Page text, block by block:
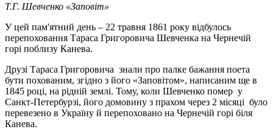
Т.Г. Шевченко «Заповіт»
У цей пам'ятний день – 22 травня 1861 року відбулось
перепоховання Тараса Григоровича Шевченка на Чернечій
горі поблизу Канева.
Друзі Тараса Григоровича знали про палке бажання поета
бути похованим, згідно з його «Заповітом», написаним ще в
1845 році, на рідній землі. Тому, коли Шевченко помер у
Санкт-Петербурзі, його домовину з прахом через 2 місяці було
перевезено в Україну й перепоховано на Чернечій горі біля
Канева.